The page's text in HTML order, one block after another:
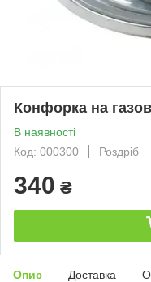
Конфорка на
В наявності
Код: 000300
Роздріб
340 ₴
Опис Доставка